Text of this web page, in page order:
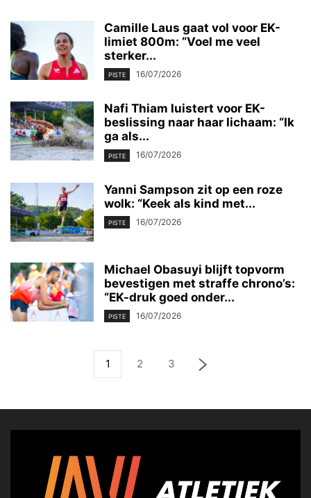
Camille Laus gaat vol voor EK-
limiet 800m: “Voel me veel
sterker...
PISTE 16/07/2026
Nafi Thiam luistert voor EK-
beslissing naar haar lichaam: “Ik
ga als...
PISTE 16/07/2026
Yanni Sampson zit op een roze
wolk: “Keek als kind met...
PISTE 16/07/2026
Michael Obasuyi blijft topvorm
bevestigen met straffe chrono’s:
“EK-druk goed onder...
PISTE 16/07/2026
1 2 3